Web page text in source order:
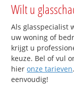
Wilt u
Als glasspecialist
uw woning of
krijgt u
keuze. Bel of vul
hieronze tarieven
eenvoudig!